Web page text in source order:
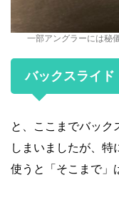
一部アングラーには秘
バックスライド
と、ここまでバック
しまいましたが、
使うと「そこまで」